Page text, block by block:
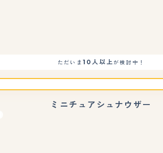
ただいま 10人以上が検討中！
ミニチュアシュナウザー